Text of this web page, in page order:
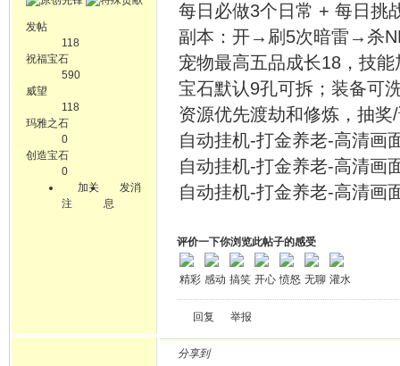
发帖
118
祝福宝石
590
威望
118
玛雅之石
0
创造宝石
0
加关
注
发消
息
每日必做3个日常 + 每日挑
副本：开→刷5次暗雷→杀
宠物最高五品成长18，技
宝石默认9孔可拆；装备可
资源优先渡劫和修炼，抽
自动挂机-打金养老-高清画
自动挂机-打金养老-高清画
自动挂机-打金养老-高清画
评价一下你浏览此帖子的感受
精彩 感动 搞笑 开心 愤怒 无聊 灌水
回复 举报
分享到